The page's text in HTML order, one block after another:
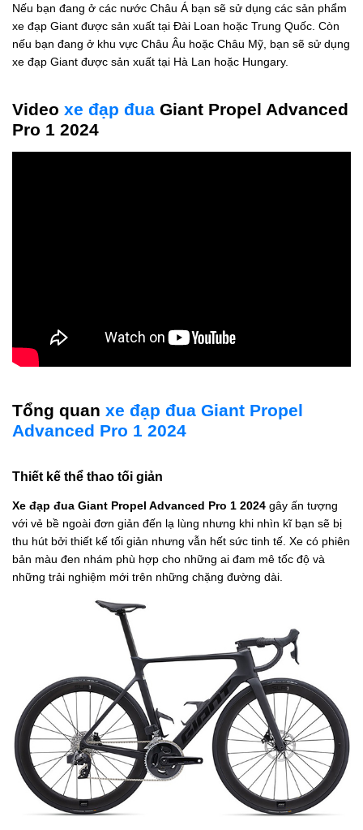
Nếu bạn đang ở các nước Châu Á bạn sẽ sử dụng các sản phẩm
xe đạp Giant được sản xuất tại Đài Loan hoặc Trung Quốc. Còn
nếu bạn đang ở khu vực Châu Âu hoặc Châu Mỹ, bạn sẽ sử dụng
xe đạp Giant được sản xuất tại Hà Lan hoặc Hungary.
Video xe đạp đua Giant Propel Advanced
Pro 1 2024
Tổng quan xe đạp đua Giant Propel
Advanced Pro 1 2024
Thiết kế thể thao tối giản
Xe đạp đua Giant Propel Advanced Pro 1 2024 gây ấn tượng
với vẻ bề ngoài đơn giản đến lạ lùng nhưng khi nhìn kĩ bạn sẽ bị
thu hút bởi thiết kế tối giản nhưng vẫn hết sức tinh tế. Xe có phiên
bản màu đen nhám phù hợp cho những ai đam mê tốc độ và
những trải nghiệm mới trên những chặng đường dài.